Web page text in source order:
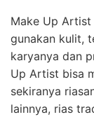
Make Up Artist
gunakan kulit,
karyanya dan
Up Artist bisa
sekiranya
lainnya, rias